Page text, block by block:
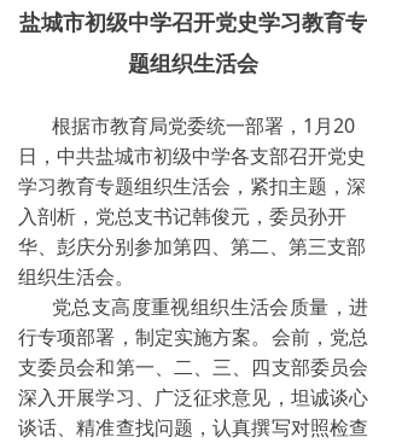
教学科研
学生天地
创文专栏
盐城市初级中学召开党史学习教育专
题组织生活会
根据市教育局党委统一部署，1月20
日，中共盐城市初级中学各支部召开党史
学习教育专题组织生活会，紧扣主题，深
入剖析，党总支书记韩俊元，委员孙开
华、彭庆分别参加第四、第二、第三支部
组织生活会。
党总支高度重视组织生活会质量，进
行专项部署，制定实施方案。会前，党总
支委员会和第一、二、三、四支部委员会
深入开展学习、广泛征求意见，坦诚谈心
谈话、精准查找问题，认真撰写对照检查